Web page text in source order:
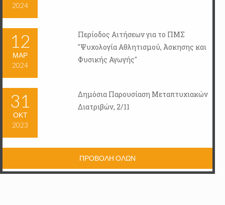
2024
12
ΜΑΡ
2024
Περίοδος Αιτήσεων για το ΠΜΣ
"Ψυχολογία Αθλητισμού, Άσκησης και
Φυσικής Αγωγής"
31
ΟΚΤ
2023
Δημόσια Παρουσίαση Μεταπτυχιακών
Διατριβών, 2/11
ΠΡΟΒΟΛΗ ΟΛΩΝ